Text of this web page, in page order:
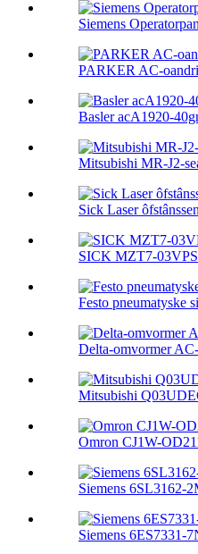
Siemens
PARKER AC-
Basler acA1920-
Mitsubishi MR-J2-
Sick Laser
SICK MZT7-
Festo pneumatyske
Delta-omvormer
Mitsubishi
Omron CJ1W-
Siemens 6SL3162-
Siemens 6ES7331-